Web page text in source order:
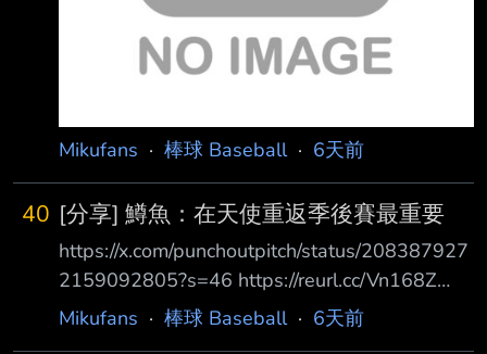
Mikufans · 棒球 Baseball· 6天前
40 [分享] 鱒魚：在天使重返季後賽最重要
https://x.com/punchoutpitch/status/208387927
2159092805?s=46 https://reurl.cc/Vn168Z
Mike Trout談他對天使隊的忠誠，以及大聯盟交
Mikufans · 棒球 Baseball· 6天前